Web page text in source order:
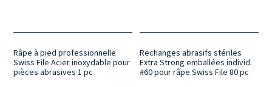
Râpe à pied professionnelle
Swiss File Acier inoxydable pour
pièces abrasives 1 pc
Rechanges abrasifs stériles
Extra Strong emballées individ.
#60 pour râpe Swiss File 80 pc